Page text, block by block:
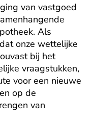
van vastgoed
Als
onze wettelijke
bij het
vraagstukken,
voor een nieuwe
op de
van